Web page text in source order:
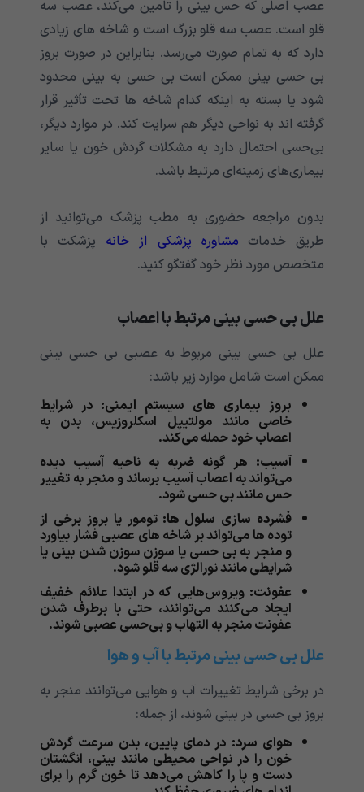
عصب اصلی که حس بینی را تامین می‌‌‌‌‌‌‌‌‌‌‌کند، عصب سه
قلو است. عصب سه قلو بزرگ است و شاخه های زیادی
دارد که به تمام صورت می‌‌‌‌‌‌‌‌‌‌‌رسد. بنابراین در صورت بروز
بی حسی بینی ممکن است بی حسی به بینی محدود
شود یا بسته به اینکه کدام شاخه ها تحت تأثیر قرار
گرفته اند به نواحی دیگر هم سرایت کند. در موارد دیگر،
بی‌حسی احتمال دارد به مشکلات گردش خون یا سایر
بیماری‌های زمینه‌ای مرتبط باشد.
بدون مراجعه حضوری به مطب پزشک می‌توانید از
طریق خدمات مشاوره پزشکی از خانه پزشکت با
متخصص مورد نظر خود گفتگو کنید.
علل بی حسی بینی مرتبط با اعصاب
علل بی حسی بینی مربوط به عصبی بی حسی بینی
ممکن است شامل موارد زیر باشد:
بروز بیماری های سیستم ایمنی: در شرایط
خاصی مانند مولتیپل اسکلروزیس، بدن به
اعصاب خود حمله می‌‌‌‌‌‌‌‌‌‌‌کند.
آسیب: هر گونه ضربه به ناحیه آسیب دیده
می‌‌‌‌‌‌‌‌‌‌‌تواند به اعصاب آسیب برساند و منجر به تغییر
حس مانند بی حسی شود.
فشرده سازی سلول ها: تومور یا بروز برخی از
توده ها می‌‌‌‌‌‌‌‌‌‌‌تواند بر شاخه های عصبی فشار بیاورد
و منجر به بی حسی یا سوزن سوزن شدن بینی یا
شرایطی مانند نورالژی سه قلو شود.
عفونت: ویروس‌هایی که در ابتدا علائم خفیف
ایجاد می‌کنند می‌‌‌‌‌‌‌‌‌‌‌توانند، حتی با برطرف شدن
عفونت منجر به التهاب و بی‌حسی عصبی شوند.
علل بی حسی بینی مرتبط با آب و هوا
در برخی شرایط تغییرات آب و هوایی می‌‌‌‌‌‌‌‌‌‌‌توانند منجر به
بروز بی حسی در بینی شوند، از جمله:
هوای سرد: در دمای پایین، بدن سرعت گردش
خون را در نواحی محیطی مانند بینی، انگشتان
دست و پا را کاهش می‌‌‌‌‌‌‌‌‌‌‌دهد تا خون گرم را برای